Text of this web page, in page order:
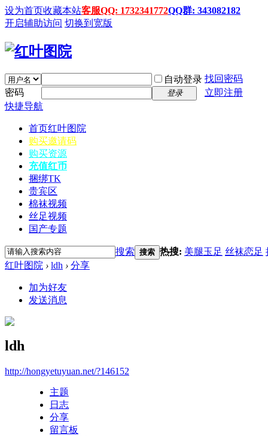
设为首页收藏本站客服QQ: 1732341772QQ群: 343082182
开启辅助访问 切换到宽版
自动登录 找回密码
密码
登录
立即注册
快捷导航
首页红叶图院
购买邀请码
购买资源
充值红币
捆绑TK
贵宾区
棉袜视频
丝足视频
国产专题
搜索 搜索 热搜: 美腿玉足 丝袜恋足
红叶图院 › ldh › 分享
加为好友
发送消息
ldh
http://hongyetuyuan.net/?146152
主题
日志
分享
留言板